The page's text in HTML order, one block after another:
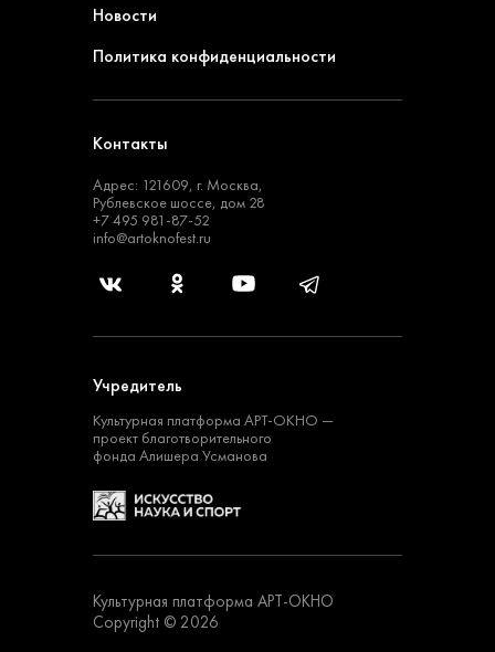
Новости
Политика конфиденциальности
Контакты
Адрес: 121609, г. Москва,
Рублевское шоссе, дом 28
+7 495 981-87-52
info@artoknofest.ru
Учредитель
Культурная платформа АРТ-ОКНО —
проект благотворительного
фонда Алишера Усманова
Культурная платформа АРТ-ОКНО
Copyright © 2026